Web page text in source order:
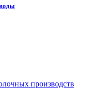
производств